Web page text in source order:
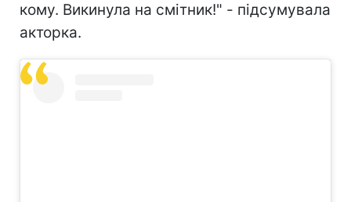
кому. Викинула на смітник!" - підсумувала
акторка.